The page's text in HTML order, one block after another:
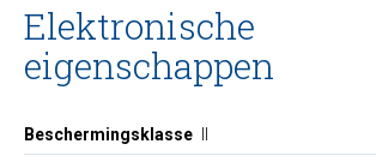
Elektronische
eigenschappen
Beschermingsklasse